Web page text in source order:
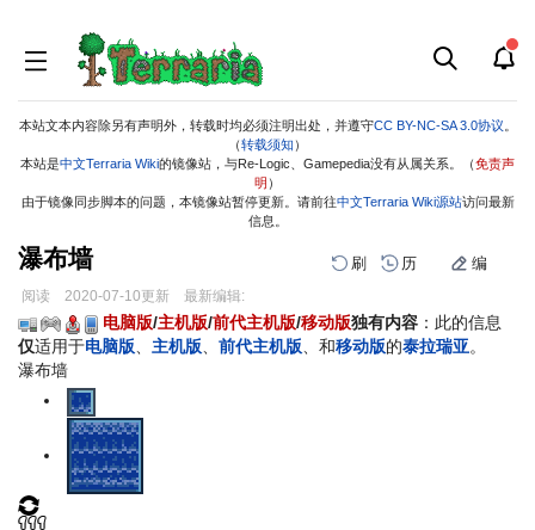
本站文本内容除另有声明外，转载时均必须注明出处，并遵守CC BY-NC-SA 3.0协议
（转载须知 ）
本站是中文Terraria Wiki的镜像站，与Re-Logic、Gamepedia没有从属关系。（免责声
明 ）
由于镜像同步脚本的问题，本镜像站暂停更新。请前往中文Terraria Wiki源站访问最新
信息。
瀑布墙 刷 历 编
阅读 2020-07-10更新 最新编辑:
跳
到
导
跳
到
搜
电脑版/主机版/前代主机版/移动版独有内容 ：此的信息
仅适用于电脑版、 主机版、 前代主机版、和移动版的泰拉瑞亚。
瀑布墙